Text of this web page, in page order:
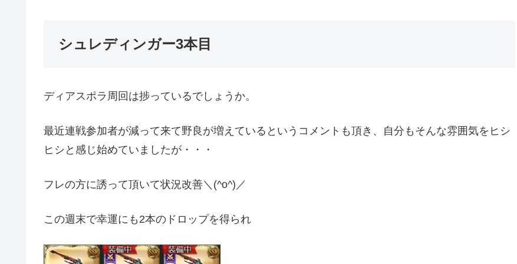
シュレディンガー3本目
ディアスポラ周回は捗っているでしょうか。
最近連戦参加者が減って来て野良が増えているというコメントも頂き、自分もそんな雰囲気をヒシ
ヒシと感じ始めていましたが・・・
フレの方に誘って頂いて状況改善＼(^o^)／
この週末で幸運にも2本のドロップを得られ